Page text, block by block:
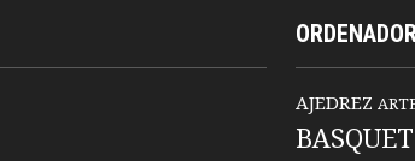
AJEDREZ
BASQUET